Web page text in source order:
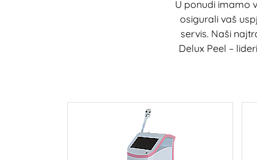
U ponudi imamo
osigurali vaš
servis. Naši
Delux Peel –